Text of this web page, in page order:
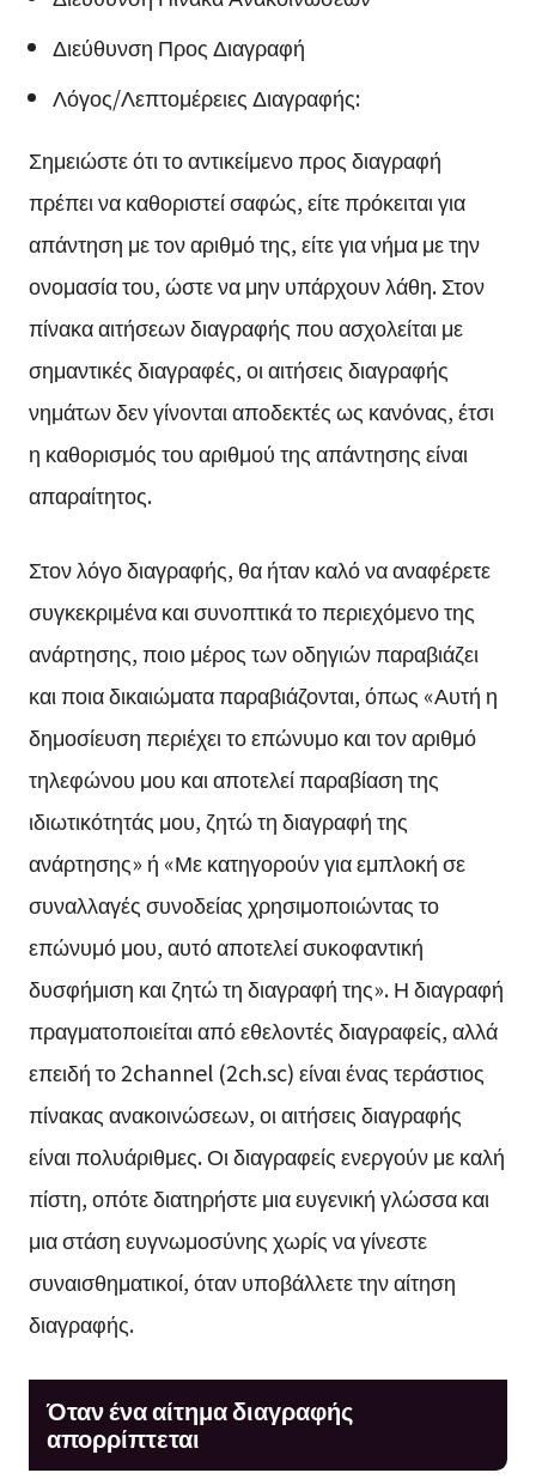
Διεύθυνση Προς Διαγραφή
Λόγος/Λεπτομέρειες Διαγραφής:
Σημειώστε ότι το αντικείμενο προς διαγραφή
πρέπει να καθοριστεί σαφώς, είτε πρόκειται για
απάντηση με τον αριθμό της, είτε για νήμα με την
ονομασία του, ώστε να μην υπάρχουν λάθη. Στον
πίνακα αιτήσεων διαγραφής που ασχολείται με
σημαντικές διαγραφές, οι αιτήσεις διαγραφής
νημάτων δεν γίνονται αποδεκτές ως κανόνας, έτσι
η καθορισμός του αριθμού της απάντησης είναι
απαραίτητος.
Στον λόγο διαγραφής, θα ήταν καλό να αναφέρετε
συγκεκριμένα και συνοπτικά το περιεχόμενο της
ανάρτησης, ποιο μέρος των οδηγιών παραβιάζει
και ποια δικαιώματα παραβιάζονται, όπως «Αυτή η
δημοσίευση περιέχει το επώνυμο και τον αριθμό
τηλεφώνου μου και αποτελεί παραβίαση της
ιδιωτικότητάς μου, ζητώ τη διαγραφή της
ανάρτησης» ή «Με κατηγορούν για εμπλοκή σε
συναλλαγές συνοδείας χρησιμοποιώντας το
επώνυμό μου, αυτό αποτελεί συκοφαντική
δυσφήμιση και ζητώ τη διαγραφή της». Η διαγραφή
πραγματοποιείται από εθελοντές διαγραφείς, αλλά
επειδή το 2channel (2ch.sc) είναι ένας τεράστιος
πίνακας ανακοινώσεων, οι αιτήσεις διαγραφής
είναι πολυάριθμες. Οι διαγραφείς ενεργούν με καλή
πίστη, οπότε διατηρήστε μια ευγενική γλώσσα και
μια στάση ευγνωμοσύνης χωρίς να γίνεστε
συναισθηματικοί, όταν υποβάλλετε την αίτηση
διαγραφής.
Όταν ένα αίτημα διαγραφής
απορρίπτεται